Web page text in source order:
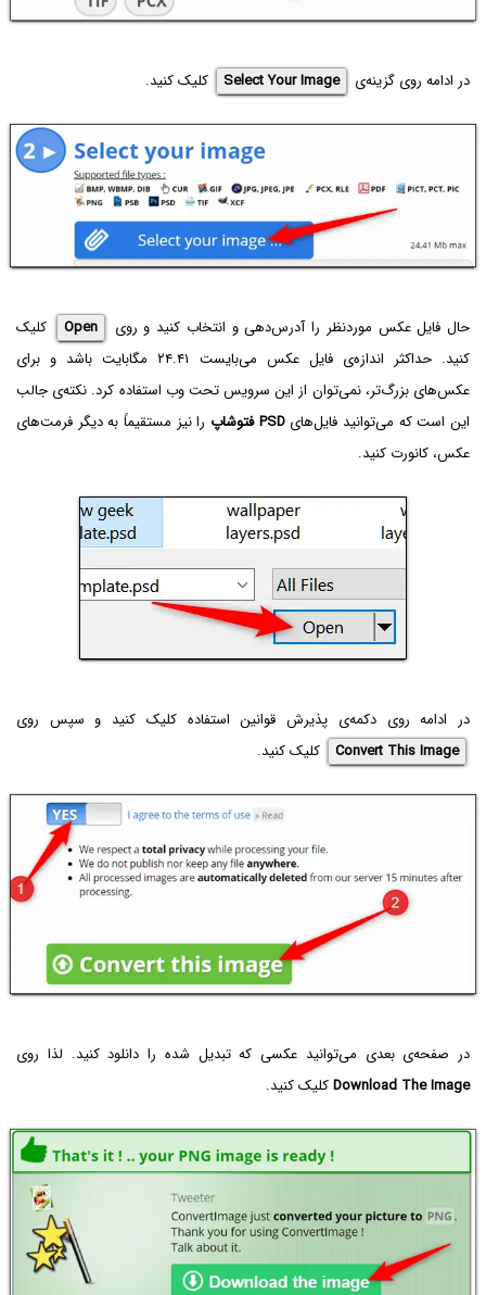
در ادامه روی گزینه‌ی Select Your Image کلیک کنید.
حال فایل عکس موردنظر را آدرس‌دهی و انتخاب کنید و روی Open
کلیک
کنید. حداکثر اندازه‌ی فایل عکس می‌بایست ۲۴.۴۱ مگابایت باشد و برای
عکس‌های بزرگ‌تر، نمی‌توان از این سرویس تحت وب استفاده کرد. نکته‌ی جالب
این است که می‌توانید فایل‌هایPSD فتوشاپ را نیز مستقیماً به دیگر فرمت‌های
عکس، کانورت کنید.
در ادامه روی دکمه‌ی پذیرش قوانین استفاده کلیک کنید و سپس روی
Convert This Image
کلیک کنید.
در صفحه‌ی بعدی می‌توانید عکسی که تبدیل شده را دانلود کنید. لذا روی
Download The Imageکلیک کنید.